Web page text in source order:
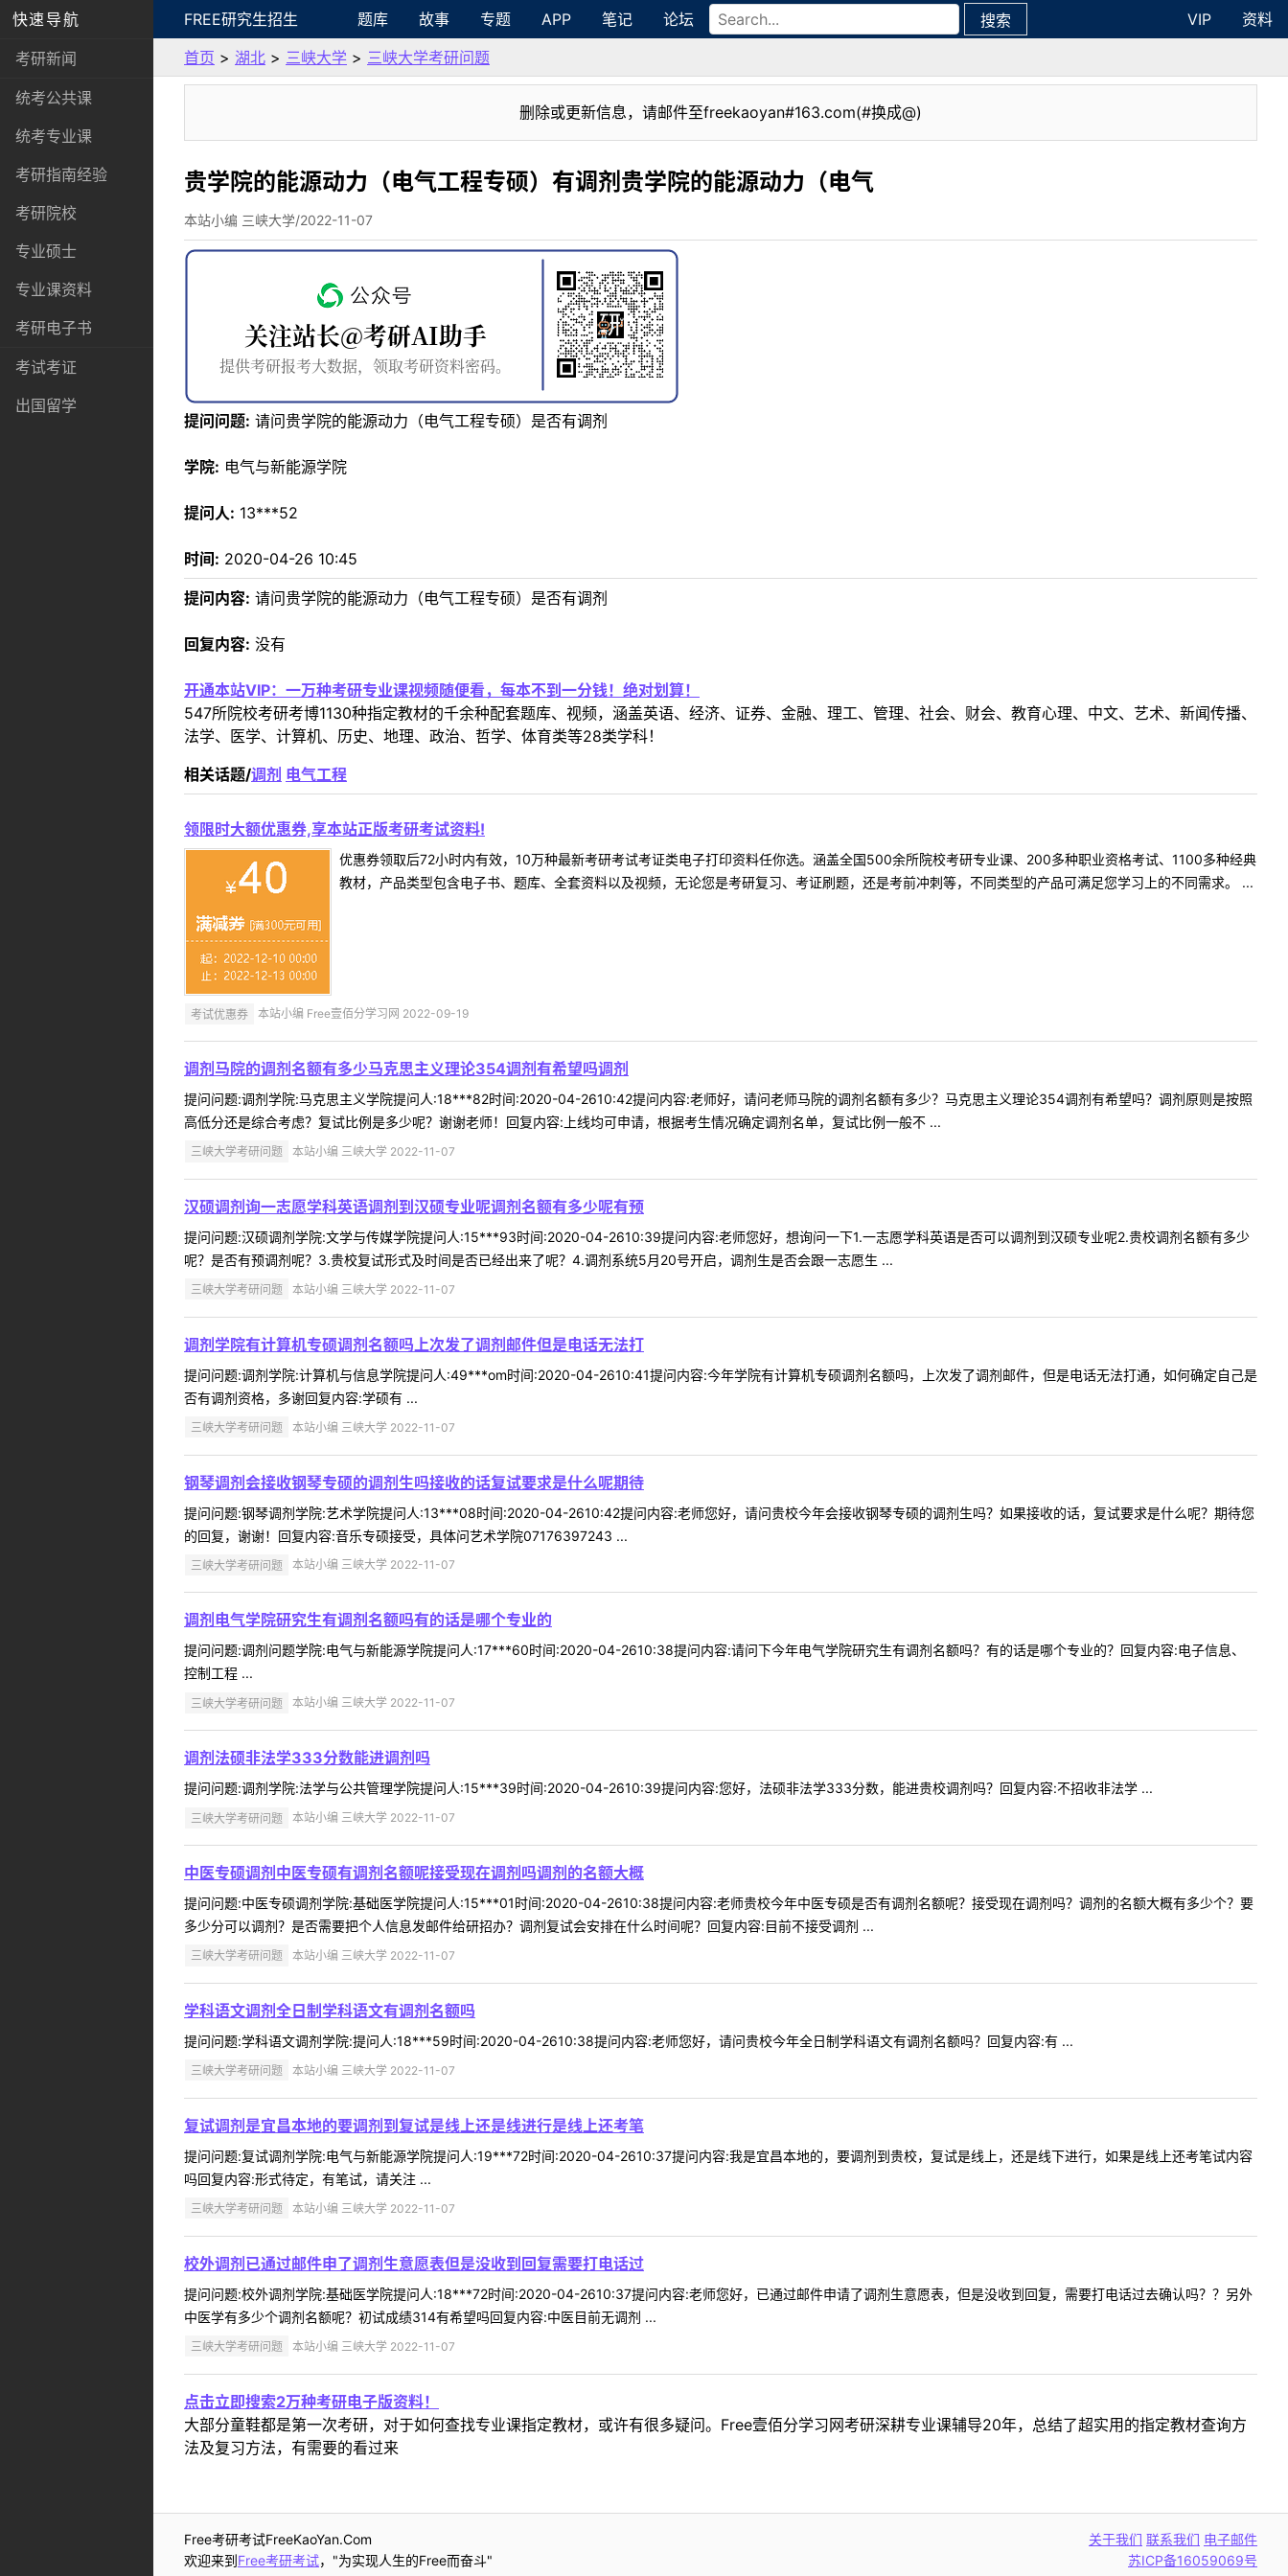
快速导航
考研新闻
统考公共课
统考专业课
考研指南经验
考研院校
专业硕士
专业课资料
考研电子书
考试考证
出国留学
FREE研究生招生 题库 故事 专题 APP 笔记 论坛 搜索 VIP
资料
首页 > 湖北 > 三峡大学 > 三峡大学考研问题
删除或更新信息，请邮件至freekaoyan#163.com(#换成@)
贵学院的能源动力（电气工程专硕）有调剂贵学院的能源动力（电气
本站小编 三峡大学/2022-11-07
提问问题: 请问贵学院的能源动力（电气工程专硕）是否有调剂
学院: 电气与新能源学院
提问人: 13***52
时间: 2020-04-26 10:45
提问内容: 请问贵学院的能源动力（电气工程专硕）是否有调剂
回复内容: 没有
开通本站VIP：一万种考研专业课视频随便看，每本不到一分钱！绝对划算！
547所院校考研考博1130种指定教材的千余种配套题库、视频，涵盖英语、经济、证券、金融、理工、管理、社会、财会、教育心理、中文、艺术、新闻传播、
法学、医学、计算机、历史、地理、政治、哲学、体育类等28类学科！
相关话题/调剂 电气工程
领限时大额优惠券,享本站正版考研考试资料!
优惠券领取后72小时内有效，10万种最新考研考试考证类电子打印资料任你选。涵盖全国500余所院校考研专业课、200多种职业资格考试、1100多种经典
教材，产品类型包含电子书、题库、全套资料以及视频，无论您是考研复习、考证刷题，还是考前冲刺等，不同类型的产品可满足您学习上的不同需求。 ...
考试优惠券 本站小编 Free壹佰分学习网 2022-09-19
调剂马院的调剂名额有多少马克思主义理论354调剂有希望吗调剂
提问问题:调剂学院:马克思主义学院提问人:18***82时间:2020-04-2610:42提问内容:老师好，请问老师马院的调剂名额有多少？马克思主义理论354调剂有希望吗？调剂原则是按照
高低分还是综合考虑？复试比例是多少呢？谢谢老师！回复内容:上线均可申请，根据考生情况确定调剂名单，复试比例一般不 ...
三峡大学考研问题 本站小编 三峡大学 2022-11-07
汉硕调剂询一志愿学科英语调剂到汉硕专业呢调剂名额有多少呢有预
提问问题:汉硕调剂学院:文学与传媒学院提问人:15***93时间:2020-04-2610:39提问内容:老师您好，想询问一下1.一志愿学科英语是否可以调剂到汉硕专业呢2.贵校调剂名额有多少
呢？是否有预调剂呢？3.贵校复试形式及时间是否已经出来了呢？4.调剂系统5月20号开启，调剂生是否会跟一志愿生 ...
三峡大学考研问题 本站小编 三峡大学 2022-11-07
调剂学院有计算机专硕调剂名额吗上次发了调剂邮件但是电话无法打
提问问题:调剂学院:计算机与信息学院提问人:49***om时间:2020-04-2610:41提问内容:今年学院有计算机专硕调剂名额吗，上次发了调剂邮件，但是电话无法打通，如何确定自己是
否有调剂资格，多谢回复内容:学硕有 ...
三峡大学考研问题 本站小编 三峡大学 2022-11-07
钢琴调剂会接收钢琴专硕的调剂生吗接收的话复试要求是什么呢期待
提问问题:钢琴调剂学院:艺术学院提问人:13***08时间:2020-04-2610:42提问内容:老师您好，请问贵校今年会接收钢琴专硕的调剂生吗？如果接收的话，复试要求是什么呢？期待您
的回复，谢谢！回复内容:音乐专硕接受，具体问艺术学院07176397243 ...
三峡大学考研问题 本站小编 三峡大学 2022-11-07
调剂电气学院研究生有调剂名额吗有的话是哪个专业的
提问问题:调剂问题学院:电气与新能源学院提问人:17***60时间:2020-04-2610:38提问内容:请问下今年电气学院研究生有调剂名额吗？有的话是哪个专业的？回复内容:电子信息、
控制工程 ...
三峡大学考研问题 本站小编 三峡大学 2022-11-07
调剂法硕非法学333分数能进调剂吗
提问问题:调剂学院:法学与公共管理学院提问人:15***39时间:2020-04-2610:39提问内容:您好，法硕非法学333分数，能进贵校调剂吗？回复内容:不招收非法学 ...
三峡大学考研问题 本站小编 三峡大学 2022-11-07
中医专硕调剂中医专硕有调剂名额呢接受现在调剂吗调剂的名额大概
提问问题:中医专硕调剂学院:基础医学院提问人:15***01时间:2020-04-2610:38提问内容:老师贵校今年中医专硕是否有调剂名额呢？接受现在调剂吗？调剂的名额大概有多少个？要
多少分可以调剂？是否需要把个人信息发邮件给研招办？调剂复试会安排在什么时间呢？回复内容:目前不接受调剂 ...
三峡大学考研问题 本站小编 三峡大学 2022-11-07
学科语文调剂全日制学科语文有调剂名额吗
提问问题:学科语文调剂学院:提问人:18***59时间:2020-04-2610:38提问内容:老师您好，请问贵校今年全日制学科语文有调剂名额吗？回复内容:有 ...
三峡大学考研问题 本站小编 三峡大学 2022-11-07
复试调剂是宜昌本地的要调剂到复试是线上还是线进行是线上还考笔
提问问题:复试调剂学院:电气与新能源学院提问人:19***72时间:2020-04-2610:37提问内容:我是宜昌本地的，要调剂到贵校，复试是线上，还是线下进行，如果是线上还考笔试内容
吗回复内容:形式待定，有笔试，请关注 ...
三峡大学考研问题 本站小编 三峡大学 2022-11-07
校外调剂已通过邮件申了调剂生意愿表但是没收到回复需要打电话过
提问问题:校外调剂学院:基础医学院提问人:18***72时间:2020-04-2610:37提问内容:老师您好，已通过邮件申请了调剂生意愿表，但是没收到回复，需要打电话过去确认吗？？另外
中医学有多少个调剂名额呢？初试成绩314有希望吗回复内容:中医目前无调剂 ...
三峡大学考研问题 本站小编 三峡大学 2022-11-07
点击立即搜索2万种考研电子版资料！
大部分童鞋都是第一次考研，对于如何查找专业课指定教材，或许有很多疑问。Free壹佰分学习网考研深耕专业课辅导20年，总结了超实用的指定教材查询方
法及复习方法，有需要的看过来
Free考研考试FreeKaoYan.Com
欢迎来到Free考研考试，"为实现人生的Free而奋斗"
关于我们 联系我们 电子邮件
苏ICP备16059069号